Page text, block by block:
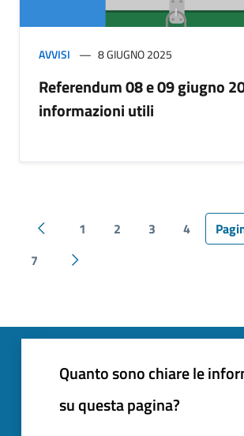
AVVISI 8 GIUGNO 2025
Referendum 08 e 09 giugno
informazioni utili
Pagina precedente
1 2 3 4
7
Pagina successiva
Quanto sono chiare le
su questa pagina?